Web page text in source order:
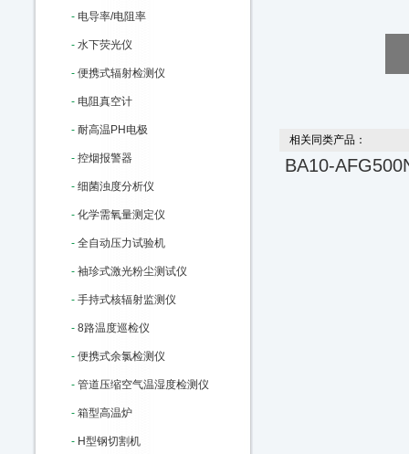
- 电导率/电阻率
- 水下荧光仪
- 便携式辐射检测仪
- 电阻真空计
- 耐高温PH电极
- 控烟报警器
- 细菌浊度分析仪
- 化学需氧量测定仪
- 全自动压力试验机
- 袖珍式激光粉尘测试仪
- 手持式核辐射监测仪
- 8路温度巡检仪
- 便携式余氯检测仪
- 管道压缩空气温湿度检测仪
- 箱型高温炉
- H型钢切割机
相关同类产品：
BA10-